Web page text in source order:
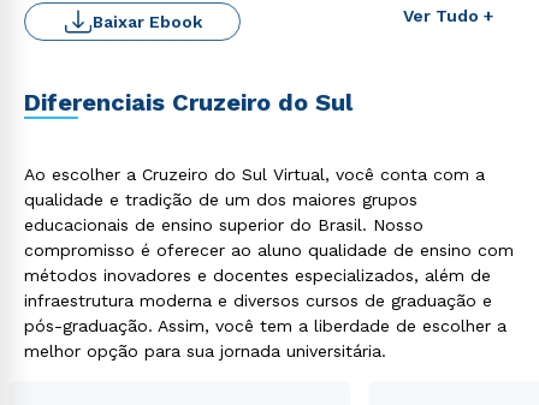
Ver Tudo +
Baixar Ebook
Diferenciais Cruzeiro do Sul
Ao escolher a Cruzeiro do Sul Virtual, você conta com a
qualidade e tradição de um dos maiores grupos
educacionais de ensino superior do Brasil. Nosso
compromisso é oferecer ao aluno qualidade de ensino com
métodos inovadores e docentes especializados, além de
infraestrutura moderna e diversos cursos de graduação e
pós-graduação. Assim, você tem a liberdade de escolher a
melhor opção para sua jornada universitária.
Rápido e fácil
WhatsApp
ou